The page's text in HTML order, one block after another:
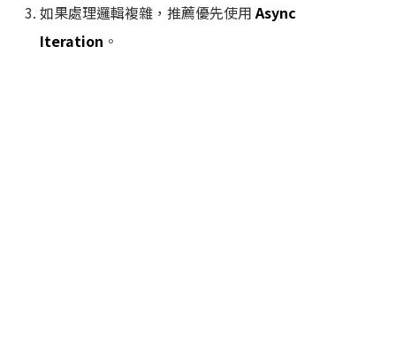
如果處理邏輯複雜，推薦優先使用 Async
Iteration 。